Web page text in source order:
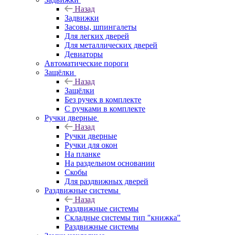
Назад
Задвижки
Засовы, шпингалеты
Для легких дверей
Для металлических дверей
Девиаторы
Автоматические пороги
Защёлки
Назад
Защёлки
Без ручек в комплекте
С ручками в комплекте
Ручки дверные
Назад
Ручки дверные
Ручки для окон
На планке
На раздельном основании
Скобы
Для раздвижных дверей
Раздвижные системы
Назад
Раздвижные системы
Складные системы тип "книжка"
Раздвижные системы